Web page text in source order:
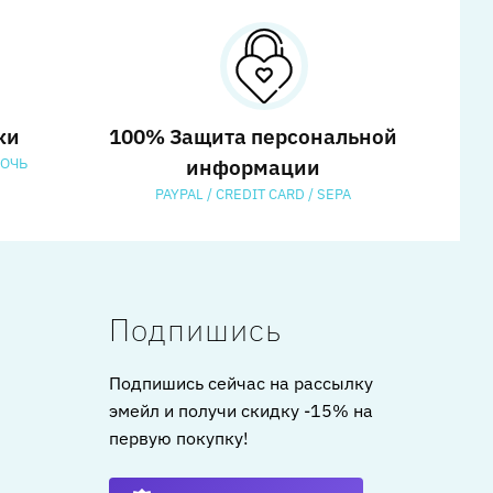
100% Защита персональной
информации
PAYPAL / CREDIT CARD / SEPA
Подпишись
Подпишись сейчас на рассылку
эмейл и получи скидку -15% на
первую покупку!